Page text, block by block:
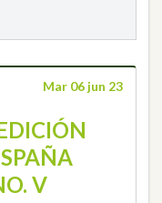
Mar 06 jun 23
V